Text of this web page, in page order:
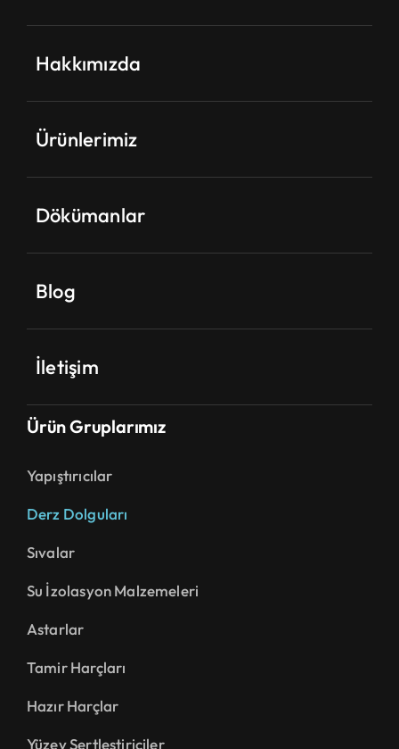
Hakkımızda
Ürünlerimiz
Dökümanlar
Blog
İletişim
Ürün Gruplarımız
Yapıştırıcılar
Derz Dolguları
Sıvalar
Su İzolasyon Malzemeleri
Astarlar
Tamir Harçları
Hazır Harçlar
Yüzey Sertleştiriciler